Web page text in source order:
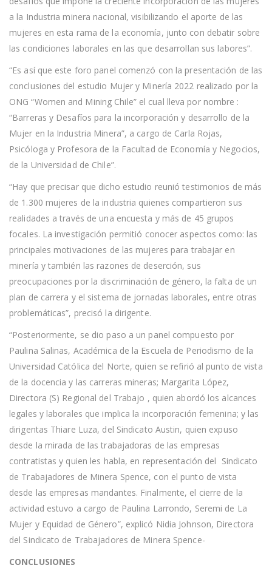
a la Industria minera nacional, visibilizando el aporte de las
mujeres en esta rama de la economía, junto con debatir sobre
las condiciones laborales en las que desarrollan sus labores”.
“Es así que este foro panel comenzó con la presentación de las
conclusiones del estudio Mujer y Minería 2022 realizado por la
ONG “Women and Mining Chile” el cual lleva por nombre :
“Barreras y Desafíos para la incorporación y desarrollo de la
Mujer en la Industria Minera”, a cargo de Carla Rojas,
Psicóloga y Profesora de la Facultad de Economía y Negocios,
de la Universidad de Chile”.
“Hay que precisar que dicho estudio reunió testimonios de más
de 1.300 mujeres de la industria quienes compartieron sus
realidades a través de una encuesta y más de 45 grupos
focales. La investigación permitió conocer aspectos como: las
principales motivaciones de las mujeres para trabajar en
minería y también las razones de deserción, sus
preocupaciones por la discriminación de género, la falta de un
plan de carrera y el sistema de jornadas laborales, entre otras
problemáticas”, precisó la dirigente.
“Posteriormente, se dio paso a un panel compuesto por
Paulina Salinas, Académica de la Escuela de Periodismo de la
Universidad Católica del Norte, quien se refirió al punto de vista
de la docencia y las carreras mineras; Margarita López,
Directora (S) Regional del Trabajo , quien abordó los alcances
legales y laborales que implica la incorporación femenina; y las
dirigentas Thiare Luza, del Sindicato Austin, quien expuso
desde la mirada de las trabajadoras de las empresas
contratistas y quien les habla, en representación del Sindicato
de Trabajadores de Minera Spence, con el punto de vista
desde las empresas mandantes. Finalmente, el cierre de la
actividad estuvo a cargo de Paulina Larrondo, Seremi de La
Mujer y Equidad de Género”, explicó Nidia Johnson, Directora
del Sindicato de Trabajadores de Minera Spence-
CONCLUSIONES